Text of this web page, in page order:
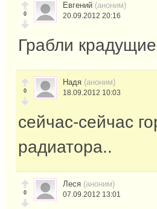
0
Евгений (аноним)
20.09.2012 20:16
Грабли
0
Надя (аноним)
18.09.2012 10:03
сейчас-сейчас
радиатора..
0
Леся (аноним)
07.09.2012 13:01